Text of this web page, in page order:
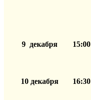
9 декабря 15:00
10 декабря 16:30